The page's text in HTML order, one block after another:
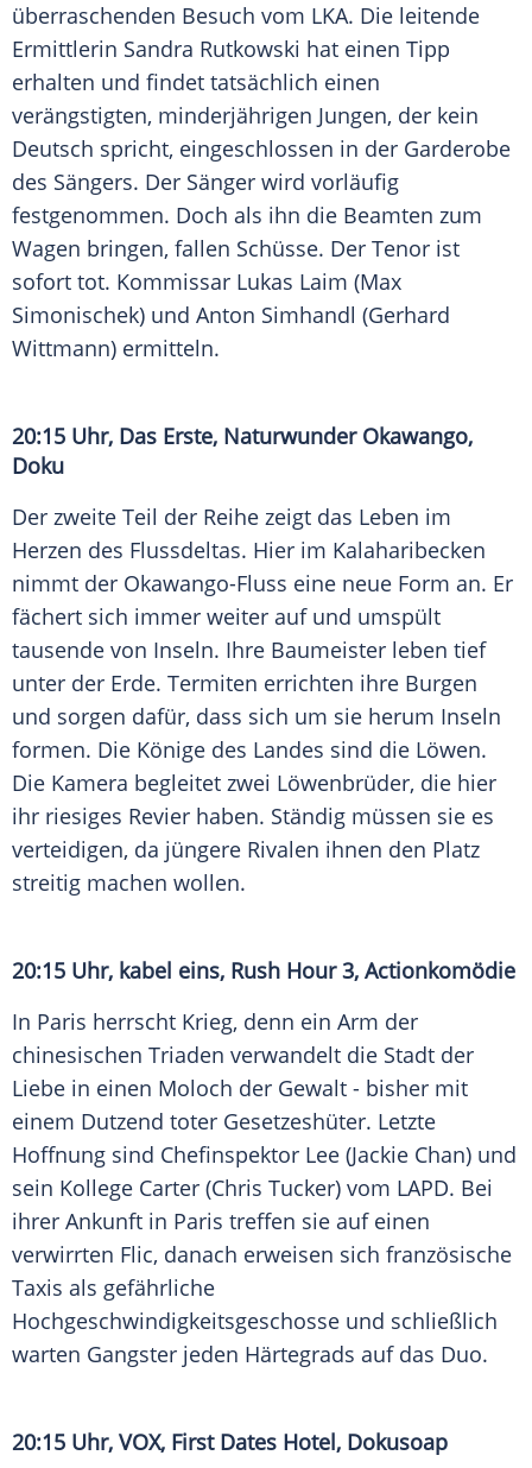
überraschenden Besuch vom LKA. Die leitende
Ermittlerin Sandra Rutkowski hat einen Tipp
erhalten und findet tatsächlich einen
verängstigten, minderjährigen Jungen, der kein
Deutsch spricht, eingeschlossen in der Garderobe
des Sängers. Der Sänger wird vorläufig
festgenommen. Doch als ihn die Beamten zum
Wagen bringen, fallen Schüsse. Der Tenor ist
sofort tot. Kommissar Lukas Laim (Max
Simonischek) und Anton Simhandl (Gerhard
Wittmann) ermitteln.
20:15 Uhr, Das Erste, Naturwunder Okawango,
Doku
Der zweite Teil der Reihe zeigt das Leben im
Herzen des Flussdeltas. Hier im Kalaharibecken
nimmt der Okawango-Fluss eine neue Form an. Er
fächert sich immer weiter auf und umspült
tausende von Inseln. Ihre Baumeister leben tief
unter der Erde. Termiten errichten ihre Burgen
und sorgen dafür, dass sich um sie herum Inseln
formen. Die Könige des Landes sind die Löwen.
Die Kamera begleitet zwei Löwenbrüder, die hier
ihr riesiges Revier haben. Ständig müssen sie es
verteidigen, da jüngere Rivalen ihnen den Platz
streitig machen wollen.
20:15 Uhr, kabel eins, Rush Hour 3, Actionkomödie
In Paris herrscht Krieg, denn ein Arm der
chinesischen Triaden verwandelt die Stadt der
Liebe in einen Moloch der Gewalt - bisher mit
einem Dutzend toter Gesetzeshüter. Letzte
Hoffnung sind Chefinspektor Lee (Jackie Chan) und
sein Kollege Carter (Chris Tucker) vom LAPD. Bei
ihrer Ankunft in Paris treffen sie auf einen
verwirrten Flic, danach erweisen sich französische
Taxis als gefährliche
Hochgeschwindigkeitsgeschosse und schließlich
warten Gangster jeden Härtegrads auf das Duo.
20:15 Uhr, VOX, First Dates Hotel, Dokusoap